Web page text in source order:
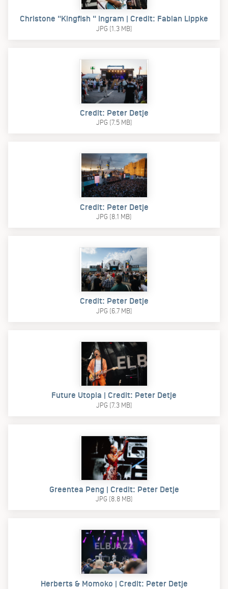
Christone "Kingfish " Ingram | Credit: Fabian Lippke
JPG (1.3 MB)
Credit: Peter Detje
JPG (7.5 MB)
Credit: Peter Detje
JPG (8.1 MB)
Credit: Peter Detje
JPG (6.7 MB)
Future Utopia | Credit: Peter Detje
JPG (7.3 MB)
Greentea Peng | Credit: Peter Detje
JPG (8.8 MB)
Herberts & Momoko | Credit: Peter Detje